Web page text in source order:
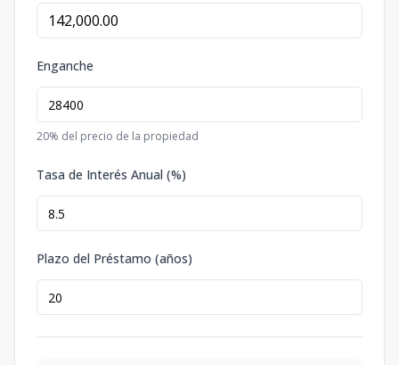
Enganche
20% del precio de la propiedad
Tasa de Interés Anual (%)
Plazo del Préstamo (años)